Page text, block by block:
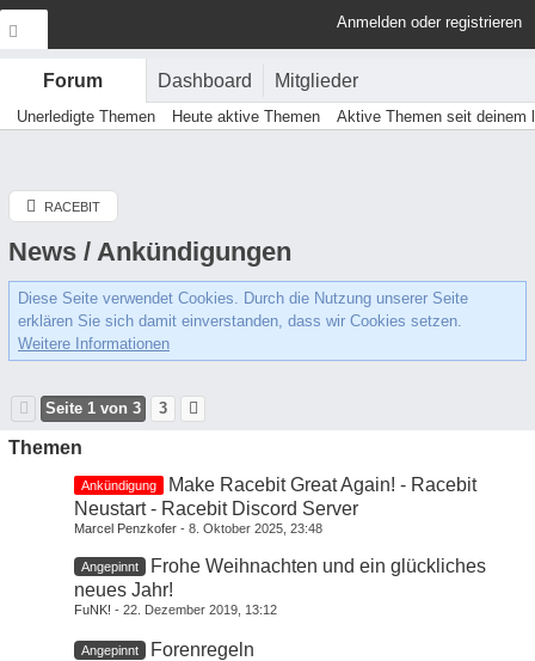
Anmelden oder registrieren
Forum Dashboard Mitglieder
Unerledigte Themen Heute aktive Themen Aktive Themen seit deinem
RACEBIT
News / Ankündigungen
Diese Seite verwendet Cookies. Durch die Nutzung unserer Seite
erklären Sie sich damit einverstanden, dass wir Cookies setzen.
Weitere Informationen
Seite 1 von 3 3
Themen
Ankündigung
Make Racebit Great Again! - Racebit
Neustart - Racebit Discord Server
Marcel Penzkofer 8. Oktober 2025, 23:48
Angepinnt
Frohe Weihnachten und ein glückliches
neues Jahr!
FuNK! 22. Dezember 2019, 13:12
Angepinnt Forenregeln